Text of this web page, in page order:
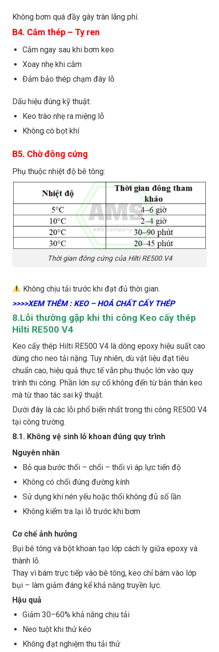
Không bơm quá đầy gây tràn lãng phí.
B4. Cắm thép – Ty ren
Cắm ngay sau khi bơm keo
Xoay nhẹ khi cắm
Đảm bảo thép chạm đáy lỗ
Dấu hiệu đúng kỹ thuật:
Keo trào nhẹ ra miệng lỗ
Không có bọt khí
B5. Chờ đông cứng
Phụ thuộc nhiệt độ bê tông:
Thời gian đông cứng của Hilti RE500 V4
Không chịu tải trước khi đạt đủ thời gian.
>>>>XEM THÊM : KEO – HOÁ CHẤT CẤY THÉP
8.Lỗi thường gặp khi thi công Keo cấy thép
Hilti RE500 V4
Keo cấy thép Hilti RE500 V4 là dòng epoxy hiệu suất cao
dùng cho neo tải nặng. Tuy nhiên, dù vật liệu đạt tiêu
chuẩn cao, hiệu quả thực tế vẫn phụ thuộc lớn vào quy
trình thi công. Phần lớn sự cố không đến từ bản thân keo
mà từ thao tác sai kỹ thuật.
Dưới đây là các lỗi phổ biến nhất trong thi công RE500 V4
tại công trường.
8.1. Không vệ sinh lỗ khoan đúng quy trình
Nguyên nhân
Bỏ qua bước thổi – chổi – thổi vì áp lực tiến độ
Không có chổi đúng đường kính
Sử dụng khí nén yếu hoặc thổi không đủ số lần
Không kiểm tra lại lỗ trước khi bơm
Cơ chế ảnh hưởng
Bụi bê tông và bột khoan tạo lớp cách ly giữa epoxy và
thành lỗ.
Thay vì bám trực tiếp vào bê tông, keo chỉ bám vào lớp
bụi – làm giảm đáng kể khả năng truyền lực.
Hậu quả
Giảm 30–60% khả năng chịu tải
Neo tuột khi thử kéo
Không đạt nghiệm thu tải thử